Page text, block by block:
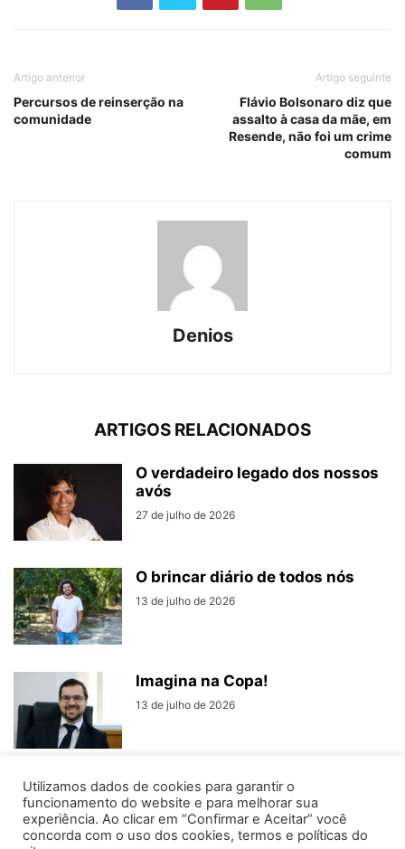
Artigo anterior
Percursos de reinserção na
comunidade
Artigo seguinte
Flávio Bolsonaro diz que
assalto à casa da mãe, em
Resende, não foi um crime
comum
Denios
ARTIGOS RELACIONADOS
O verdadeiro legado dos nossos
avós
27 de julho de 2026
O brincar diário de todos nós
13 de julho de 2026
Imagina na Copa!
13 de julho de 2026
Home Editorias Coluna Social Grampos
Utilizamos dados de cookies para garantir o
funcionamento do website e para melhorar sua
experiência. Ao clicar em “Confirmar e Aceitar” você
concorda com o uso dos cookies, termos e políticas do